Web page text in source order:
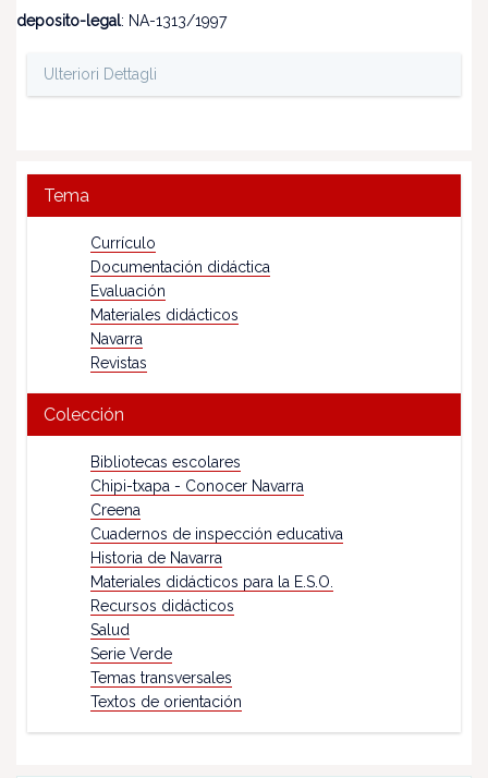
deposito-legal: NA-1313/1997
Ulteriori Dettagli
Tema
Currículo
Documentación didáctica
Evaluación
Materiales didácticos
Navarra
Revistas
Colección
Bibliotecas escolares
Chipi-txapa - Conocer Navarra
Creena
Cuadernos de inspección educativa
Historia de Navarra
Materiales didácticos para la E.S.O.
Recursos didácticos
Salud
Serie Verde
Temas transversales
Textos de orientación